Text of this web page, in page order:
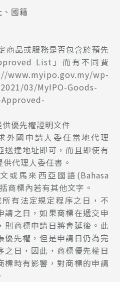
國籍
商品或服務是否包含於預先
List」而有不同費
wp-
03/MyIPO-Goods-
優先權證明文件
外國申請人委任當地代理
送達地址即可，而且即使有
代理人委任書。
或馬來西亞國語(Bahasa
商標內若有其他文字。
有法定規定程序之日，不
請之日，如果商標在遞交申
則商標申請日將會延後。此
優先權，但是申請日仍為完
之日，因此，商標優先權日
標時有影響，對商標的申請